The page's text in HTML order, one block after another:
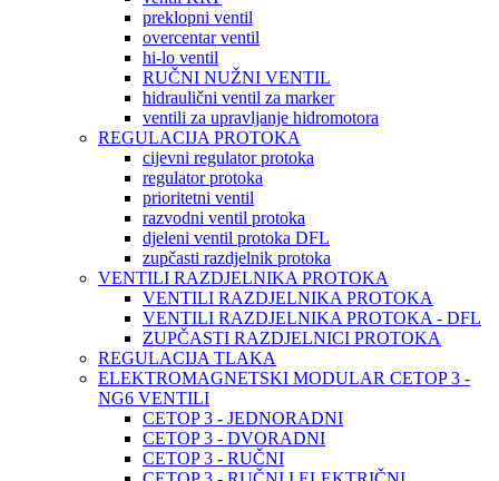
preklopni ventil
overcentar ventil
hi-lo ventil
RUČNI NUŽNI VENTIL
hidraulični ventil za marker
ventili za upravljanje hidromotora
REGULACIJA PROTOKA
cijevni regulator protoka
regulator protoka
prioritetni ventil
razvodni ventil protoka
djeleni ventil protoka DFL
zupčasti razdjelnik protoka
VENTILI RAZDJELNIKA PROTOKA
VENTILI RAZDJELNIKA PROTOKA
VENTILI RAZDJELNIKA PROTOKA - DFL
ZUPČASTI RAZDJELNICI PROTOKA
REGULACIJA TLAKA
ELEKTROMAGNETSKI MODULAR CETOP 3 -
NG6 VENTILI
CETOP 3 - JEDNORADNI
CETOP 3 - DVORADNI
CETOP 3 - RUČNI